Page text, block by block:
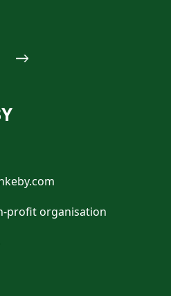
profit organisation